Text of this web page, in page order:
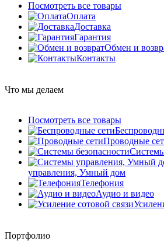
Посмотреть все товары
Оплата
Доставка
Гарантия
Обмен и
Контакты
Что мы делаем
Посмотреть все товары
Проводные
управления, Умный дом
Телефония
Аудио и видео
Портфолио